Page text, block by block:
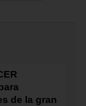
de la gran